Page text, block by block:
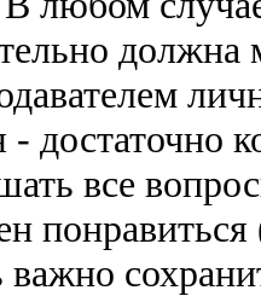
- достаточно
все
важно